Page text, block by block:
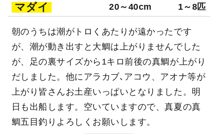
マダイ 20～40cm 1～8匹
朝のうちは潮がトロくあたりが遠かったです
が、潮が動き出すと大鯛は上がりませんでした
が、足の裏サイズから1キロ前後の真鯛が上がり
だしました。他にアラカブ､アコウ、アオナ等が
上がり皆さんお土産いっぱいとなりました。明
日も出船します。空いていますので、真夏の真
鯛五目釣りよろしくお願いします。